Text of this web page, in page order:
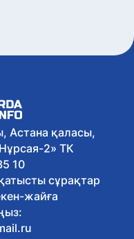
сайлауалды үгіт
ие болды
кинорежиссер
отбасына көңіл
Астана қаласы,
2» ТК
10
сұрақтар
жайға